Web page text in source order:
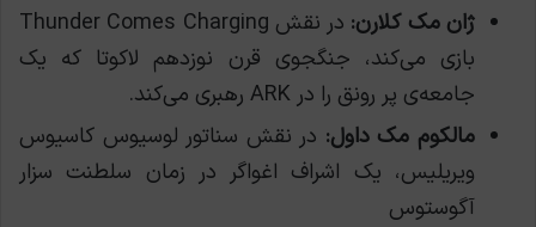
ژان مک کلارن:
در نقش Thunder Comes Charging
بازی می‌کند، جنگجوی قرن نوزدهم لاکوتا که یک
جامعه‌ی پر رونق را در ARK رهبری می‌کند.
مالکوم مک داول: در نقش سناتور لوسیوس کاسیوس
ویریلیس، یک اشراف اغواگر در زمان سلطنت سزار
آگوستوس